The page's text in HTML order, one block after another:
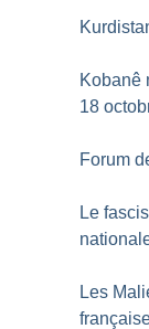
Kobanê
18
Forum
Le
Les